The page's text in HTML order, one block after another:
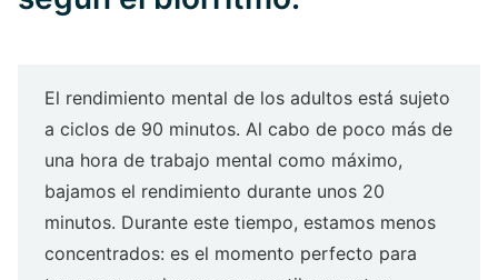
El rendimiento mental de los adultos está sujeto
a ciclos de 90 minutos. Al cabo de poco más de
una hora de trabajo mental como máximo,
bajamos el rendimiento durante unos 20
minutos. Durante este tiempo, estamos menos
concentrados: es el momento perfecto para